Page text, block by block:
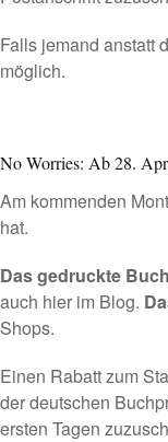
Falls jemand anstatt
möglich.
No Worries: Ab 28.
Am kommenden
hat.
Das gedruckte Buch
auch hier im Blog.
Shops.
Einen Rabatt zum
der deutschen
ersten Tagen